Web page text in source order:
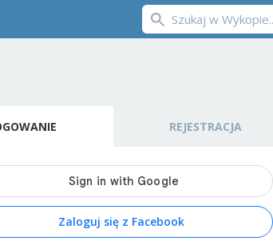
REJESTRACJA
Zaloguj się z Facebook